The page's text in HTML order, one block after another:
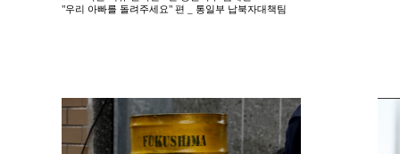
"우리 아빠를 돌려주세요" 편 _ 통일부 납북자대책팀